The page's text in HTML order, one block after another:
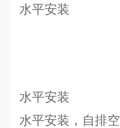
水平安装
水平安装
水平安装，自排空